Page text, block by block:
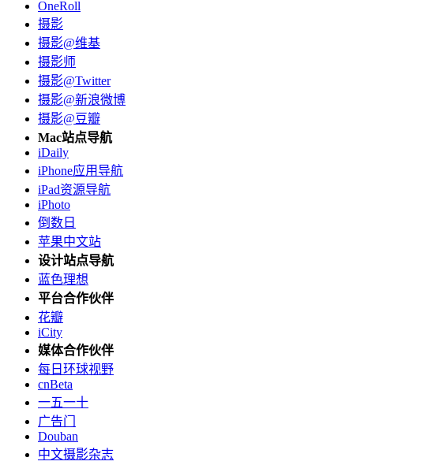
OneRoll
摄影
摄影@维基
摄影师
摄影@Twitter
摄影@新浪微博
摄影@豆瓣
Mac站点导航
iDaily
iPhone应用导航
iPad资源导航
iPhoto
倒数日
苹果中文站
设计站点导航
蓝色理想
平台合作伙伴
花瓣
iCity
媒体合作伙伴
每日环球视野
cnBeta
一五一十
广告门
Douban
中文摄影杂志